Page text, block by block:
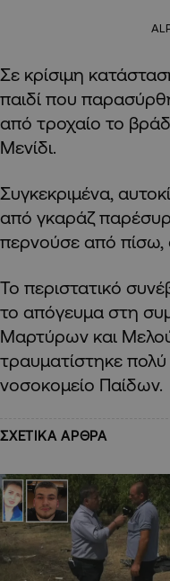
Σε κρίσιμη
παιδί που
από τροχαίο το
Μενίδι.
Συγκεκριμένα,
από γκαράζ
περνούσε από
Το περιστατικό
το απόγευμα στη
Μαρτύρων και
τραυματίστηκε
νοσοκομείο Παίδων.
ΣΧΕΤΙΚΑ ΑΡΘΡΑ